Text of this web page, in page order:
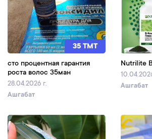
35 TMT
сто процентная гарантия
роста волос 35ман
28.04.2026 г.
Ашгабат
Nutrilite
Ашгабат